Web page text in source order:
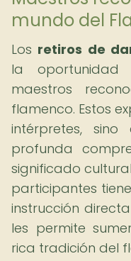
mundo del
Los retiros de
la
maestros
flamenco. Estos
intérpretes,
profunda
significado
participantes
instrucción
les permite
rica tradición del